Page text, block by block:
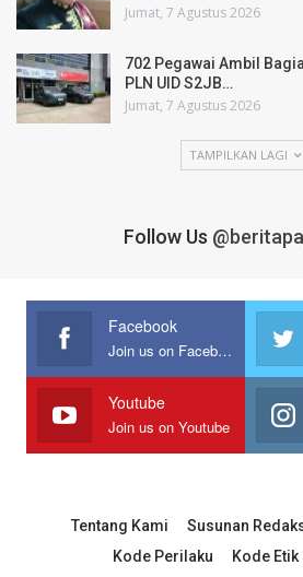
Jumat, 7 Agustus 2026
702 Pegawai Ambil
PLN UID S2JB…
Jumat, 7 Agustus 2026
TAMPILKAN LAGI
Follow Us
Facebook
Join us on Facebook
Youtube
Join us on Youtube
Tentang Kami Susunan
Kode Perilaku
Kode